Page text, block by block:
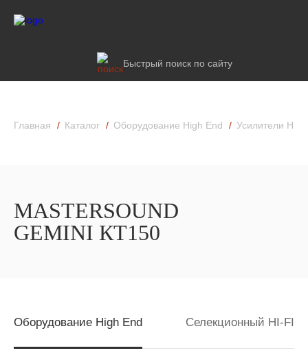
Быстрый поиск по сайту
Главная Каталог Оборудование High End Усилители
MASTERSOUND
GEMINI КТ150
Оборудование High End Селекционный HI-FI